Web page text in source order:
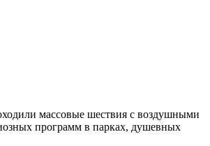
массовые шествия с воздушными
программ в парках, душевных